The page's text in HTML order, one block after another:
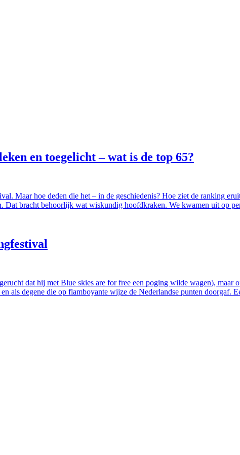
en toegelicht – wat is de top 65?
Maar hoe deden die het – in de geschiedenis? Hoe ziet de ranking
Dat bracht behoorlijk wat wiskundig hoofdkraken. We kwamen uit op
dat hij met Blue skies are for free een poging wilde wagen), maar
als degene die op flamboyante wijze de Nederlandse punten doorgaf.